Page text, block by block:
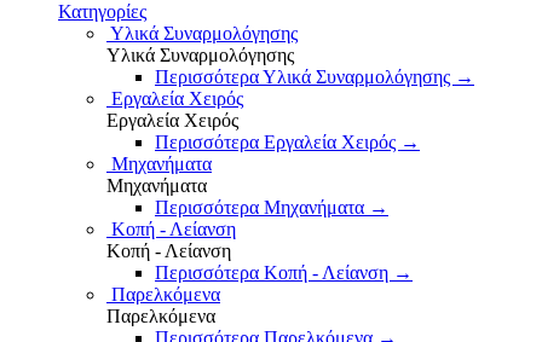
Κατηγορίες
Υλικά Συναρμολόγησης
Υλικά Συναρμολόγησης
Περισσότερα Υλικά Συναρμολόγησης →
Εργαλεία Χειρός
Εργαλεία Χειρός
Περισσότερα Εργαλεία Χειρός →
Μηχανήματα
Μηχανήματα
Περισσότερα Μηχανήματα →
Κοπή - Λείανση
Κοπή - Λείανση
Περισσότερα Κοπή - Λείανση →
Παρελκόμενα
Παρελκόμενα
Περισσότερα Παρελκόμενα →